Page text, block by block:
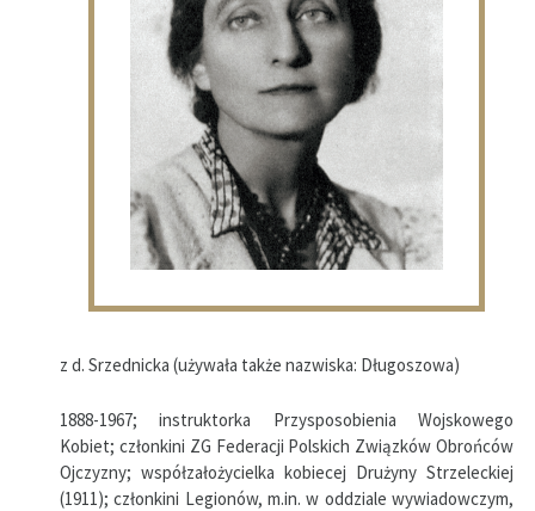
z d. Srzednicka (używała także nazwiska: Długoszowa)
1888-1967; instruktorka Przysposobienia Wojskowego
Kobiet; członkini ZG Federacji Polskich Związków Obrońców
Ojczyzny; współzałożycielka kobiecej Drużyny Strzeleckiej
(1911); członkini Legionów, m.in. w oddziale wywiadowczym,